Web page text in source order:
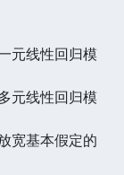
元线性回归模
元线性回归模
宽基本假定的